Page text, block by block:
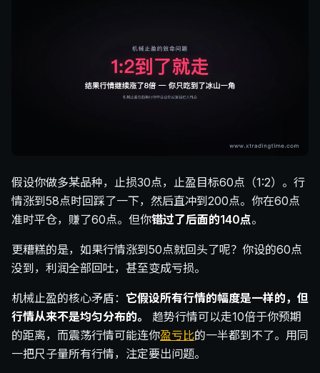
假设你做多某品种，止损30点，止盈目标60点（1:2）。行
情涨到58点时回踩了一下，然后直冲到200点。你在60点
准时平仓，赚了60点。但你错过了后面的140点。
更糟糕的是，如果行情涨到50点就回头了呢？你设的60点
没到，利润全部回吐，甚至变成亏损。
机械止盈的核心矛盾： 它假设所有行情的幅度是一样的，但
行情从来不是均匀分布的。
趋势行情可以走10倍于你预期
的距离，而震荡行情可能连你盈亏比的一半都到不了。用同
一把尺子量所有行情，注定要出问题。